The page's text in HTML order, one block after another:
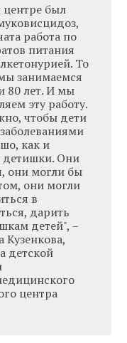
был
работа по
питания
То
занимаемся
80 лет. И мы
эту работу.
чтобы дети
как и
детишки. Они
они могли бы
они могли
в
дарить
детей", –
детской
центра